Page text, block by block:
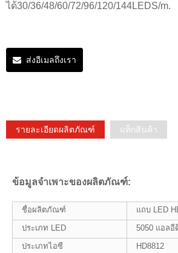
ได้30/36/48/60/72/96/120/144LEDS/m.
ส่งอีเมลถึงเรา
รายละเอียดผลิตภัณฑ์ แท็กสินค้า
ข้อมูลจำเพาะของผลิตภัณฑ์:
ชื่อผลิตภัณฑ์
แถบ LED
ประเภท LED
5050 แอลอี
ประเภทไอซี
HD8812